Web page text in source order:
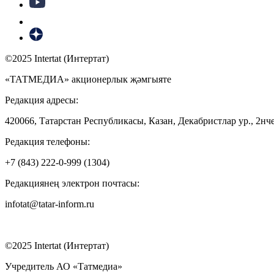
©2025 Intertat (Интертат)
«ТАТМЕДИА» акционерлык җәмгыяте
Редакция адресы:
420066, Татарстан Республикасы, Казан, Декабристлар ур.,
Редакция телефоны:
+7 (843) 222-0-999 (1304)
Редакциянең электрон почтасы:
infotat@tatar-inform.ru
©2025 Intertat (Интертат)
Учредитель АО «Татмедиа»